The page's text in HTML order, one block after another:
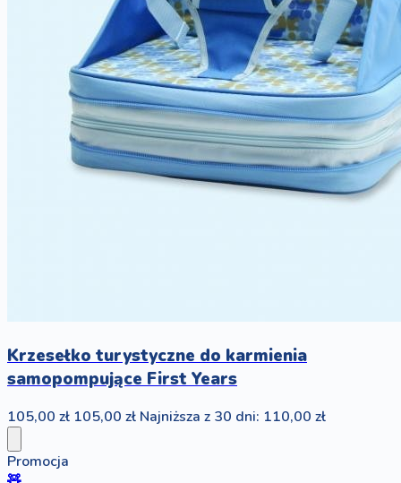
Krzesełko turystyczne do karmienia
samopompujące First Years
105,00 zł 105,00 zł Najniższa z 30 dni: 110,00 zł
Promocja